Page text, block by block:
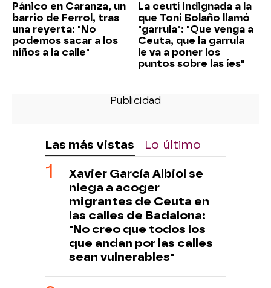
Pánico en Caranza, un
barrio de Ferrol, tras
una reyerta: "No
podemos sacar a los
niños a la calle"
La ceutí indignada a la
que Toni Bolaño llamó
"garrula": "Que venga a
Ceuta, que la garrula
le va a poner los
puntos sobre las íes"
Las más vistas Lo último
Xavier García Albiol se
niega a acoger
migrantes de Ceuta en
las calles de Badalona:
"No creo que todos los
que andan por las calles
sean vulnerables"